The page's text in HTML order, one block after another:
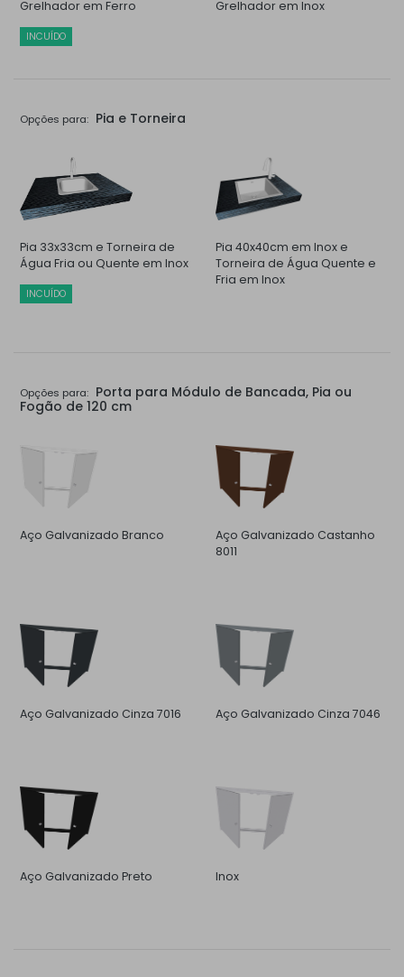
Grelhador em Ferro
INCUÍDO
Grelhador em Inox
Opções para: Pia e Torneira
Pia 33x33cm e Torneira de
Água Fria ou Quente em Inox
INCUÍDO
Pia 40x40cm em Inox e
Torneira de Água Quente e
Fria em Inox
Opções para: Porta para Módulo de Bancada, Pia ou
Fogão de 120 cm
Aço Galvanizado Branco
Aço Galvanizado Castanho
8011
Aço Galvanizado Cinza 7016 Aço Galvanizado Cinza 7046
Aço Galvanizado Preto Inox